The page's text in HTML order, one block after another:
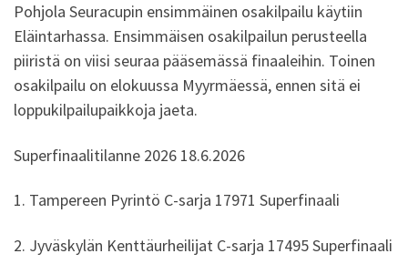
Pohjola Seuracupin ensimmäinen osakilpailu käytiin
Eläintarhassa. Ensimmäisen osakilpailun perusteella
piiristä on viisi seuraa pääsemässä finaaleihin. Toinen
osakilpailu on elokuussa Myyrmäessä, ennen sitä ei
loppukilpailupaikkoja jaeta.
Superfinaalitilanne 2026 18.6.2026
1. Tampereen Pyrintö C-sarja 17971 Superfinaali
2. Jyväskylän Kenttäurheilijat C-sarja 17495 Superfinaali